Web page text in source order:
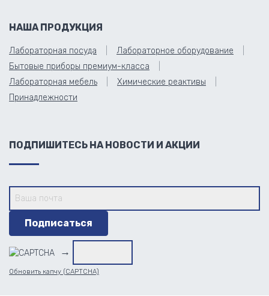
НАША ПРОДУКЦИЯ
Лабораторная посуда
Лабораторное оборудование
Бытовые приборы премиум-класса
Лабораторная мебель
Химические реактивы
Принадлежности
ПОДПИШИТЕСЬ НА НОВОСТИ И АКЦИИ
→
Обновить капчу (CAPTCHA)